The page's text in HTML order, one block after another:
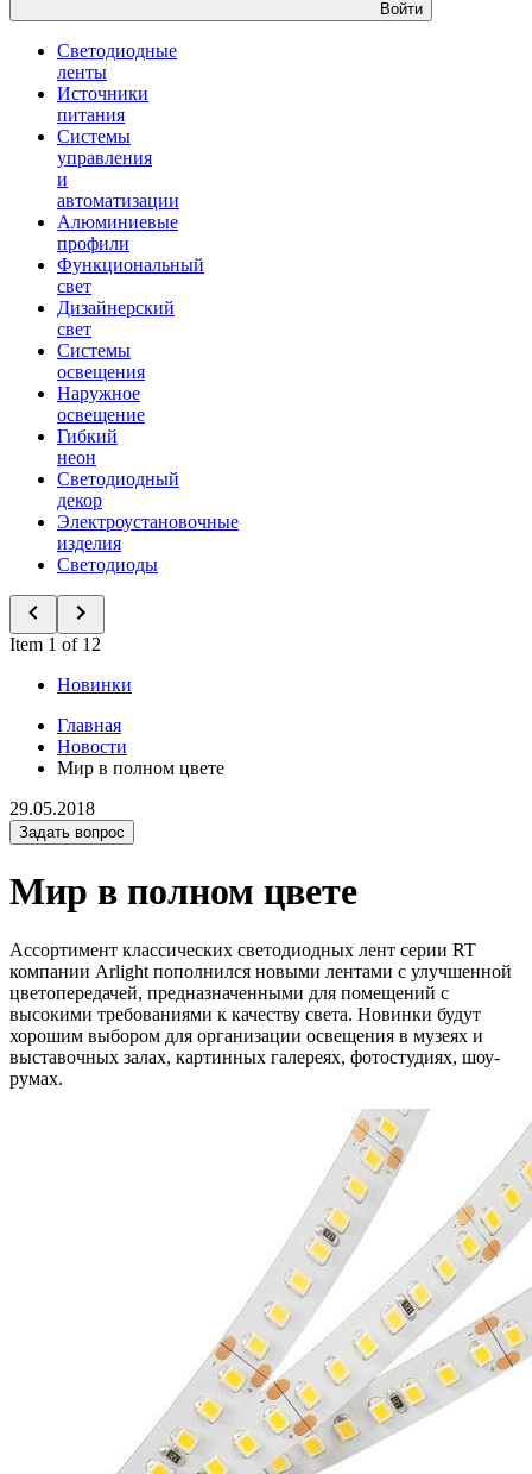
Войти
Светодиодные
ленты
Источники
питания
Системы
управления
и
автоматизации
Алюминиевые
профили
Функциональный
свет
Дизайнерский
свет
Системы
освещения
Наружное
освещение
Гибкий
неон
Светодиодный
декор
Электроустановочные
изделия
Светодиоды
Item 1 of 12
Новинки
Главная
Новости
Мир в полном цвете
29.05.2018
Задать вопрос
Мир в полном цвете
Ассортимент классических светодиодных лент серии RT
компании Arlight пополнился новыми лентами с улучшенной
цветопередачей, предназначенными для помещений с
высокими требованиями к качеству света. Новинки будут
хорошим выбором для организации освещения в музеях и
выставочных залах, картинных галереях, фотостудиях, шоу-
румах.